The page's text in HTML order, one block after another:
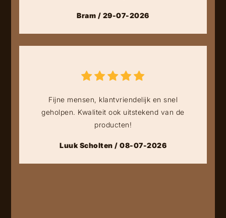
Bram / 29-07-2026
Fijne mensen, klantvriendelijk en snel
geholpen. Kwaliteit ook uitstekend van de
producten!
Luuk Scholten / 08-07-2026